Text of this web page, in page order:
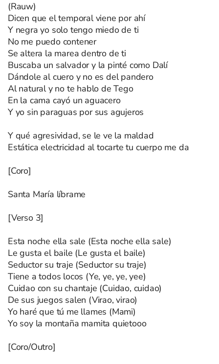
(Rauw)
Dicen que el temporal viene por ahí
Y negra yo solo tengo miedo de ti
No me puedo contener
Se altera la marea dentro de ti
Buscaba un salvador y la pinté como Dalí
Dándole al cuero y no es del pandero
Al natural y no te hablo de Tego
En la cama cayó un aguacero
Y yo sin paraguas por sus agujeros
Y qué agresividad, se le ve la maldad
Estática electricidad al tocarte tu cuerpo me da
[Coro]
Santa María líbrame
[Verso 3]
Esta noche ella sale (Esta noche ella sale)
Le gusta el baile (Le gusta el baile)
Seductor su traje (Seductor su traje)
Tiene a todos locos (Ye, ye, ye, yee)
Cuidao con su chantaje (Cuidao, cuidao)
De sus juegos salen (Virao, virao)
Yo haré que tú me llames (Mami)
Yo soy la montaña mamita quietooo
[Coro/Outro]